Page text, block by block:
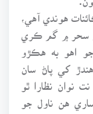
هوندي آهي،
سحر ۾ گم ڪري
اهو به هڪڙو
کي پاڻ سان
نوان نظارا ٿو
هن ناول جو